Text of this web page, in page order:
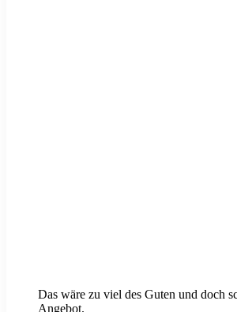
Das wäre zu viel des Guten und doch
Angebot.